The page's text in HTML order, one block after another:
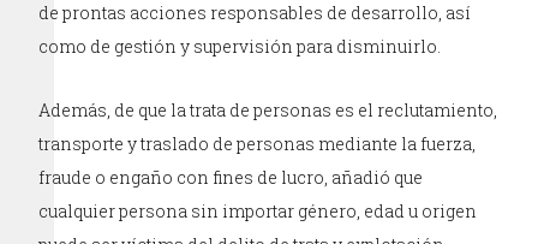
de prontas acciones responsables de desarrollo, así
como de gestión y supervisión para disminuirlo.
Además, de que la trata de personas es el reclutamiento,
transporte y traslado de personas mediante la fuerza,
fraude o engaño con fines de lucro, añadió que
cualquier persona sin importar género, edad u origen